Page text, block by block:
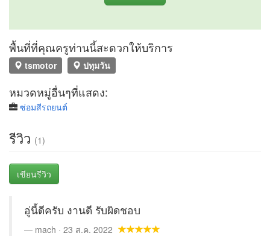
พื้นที่ที่คุณครูท่านนี้สะดวกให้บริการ
tsmotor ปทุมวัน
หมวดหมู่อื่นๆที่แสดง:
ซ่อมสีรถยนต์
รีวิว (1)
เขียนรีวิว
อู่นี้ดีครับ งานดี รับผิดชอบ
mach · 23 ส.ค. 2022